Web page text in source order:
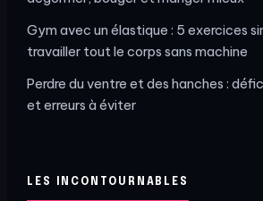
Gym avec un élastique : 5 exercices
travailler tout le corps sans machine
Perdre du ventre et des hanches :
et erreurs à éviter
LES INCONTOURNABLES